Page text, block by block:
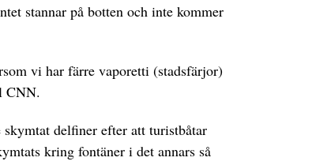
stannar på botten och inte kommer
vi har färre vaporetti (stadsfärjor)
CNN.
delfiner efter att turistbåtar
kring fontäner i det annars så